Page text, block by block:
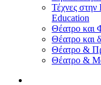
Τέχνες
Education
Θέατρο και
Θέατρο και
Θέατρο &
Θέατρο &